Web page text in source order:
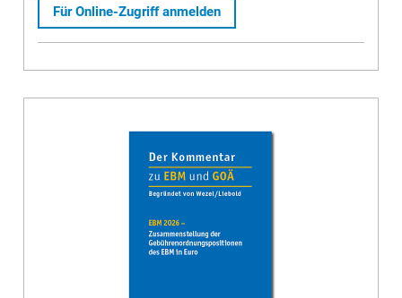
Für Online-Zugriff anmelden